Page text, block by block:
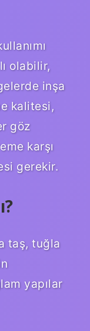
olabilir,
inşa
kalitesi,
göz
karşı
gerekir.
taş, tuğla
yapılar